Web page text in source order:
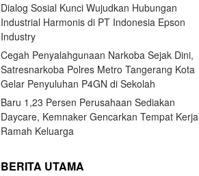
Dialog Sosial Kunci Wujudkan Hubungan
Industrial Harmonis di PT Indonesia Epson
Industry
Cegah Penyalahgunaan Narkoba Sejak Dini,
Satresnarkoba Polres Metro Tangerang Kota
Gelar Penyuluhan P4GN di Sekolah
Baru 1,23 Persen Perusahaan Sediakan
Daycare, Kemnaker Gencarkan Tempat Kerja
Ramah Keluarga
BERITA UTAMA